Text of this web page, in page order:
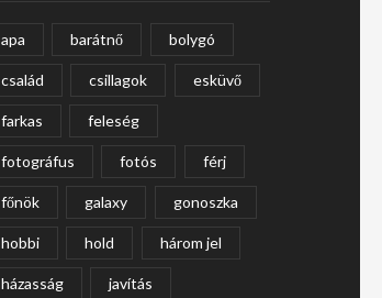
apa barátnő bolygó
család csillagok esküvő
farkas feleség
fotográfus fotós férj
főnök galaxy gonoszka
hobbi hold három jel
házasság javítás